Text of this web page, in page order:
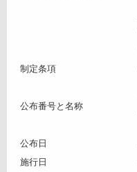
制定条項
公布番号と名称
公布日
施行日